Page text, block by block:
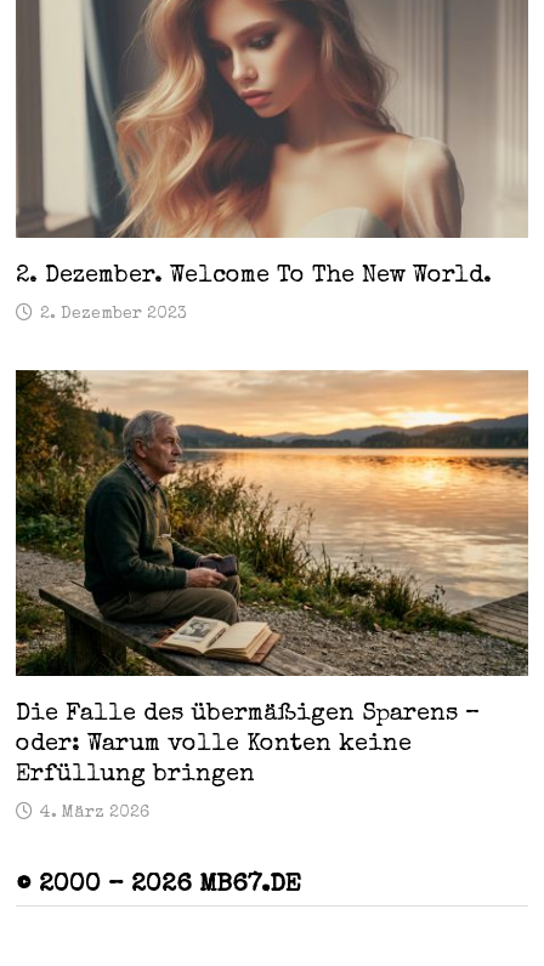
2. Dezember. Welcome To The New World.
2. Dezember 2023
Die Falle des übermäßigen Sparens –
oder: Warum volle Konten keine
Erfüllung bringen
4. März 2026
© 2000 – 2026 MB67.DE